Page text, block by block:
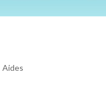
Aides